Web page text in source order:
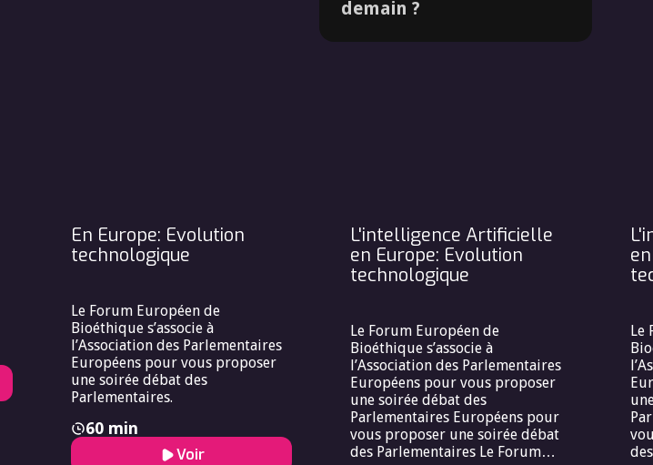
demain ?
En Europe: Evolution
technologique
Le Forum Européen de
Bioéthique s’associe à
l’Association des Parlementaires
Européens pour vous proposer
une soirée débat des
Parlementaires.
60 min
Voir
L'intelligence Artificielle
en Europe: Evolution
technologique
Le Forum Européen de
Bioéthique s’associe à
l’Association des Parlementaires
Européens pour vous proposer
une soirée débat des
Parlementaires Européens pour
vous proposer une soirée débat
des Parlementaires Le Forum
Le